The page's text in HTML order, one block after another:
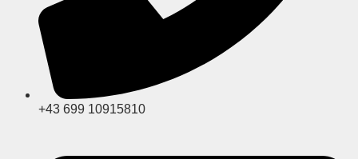
+43 699 10915810